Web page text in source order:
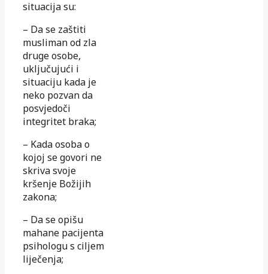
situacija su:
– Da se zaštiti
musliman od zla
druge osobe,
uključujući i
situaciju kada je
neko pozvan da
posvjedoči
integritet braka;
– Kada osoba o
kojoj se govori ne
skriva svoje
kršenje Božijih
zakona;
– Da se opišu
mahane pacijenta
psihologu s ciljem
liječenja;